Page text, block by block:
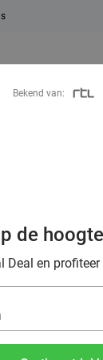
Bekend van:
de
Deal en